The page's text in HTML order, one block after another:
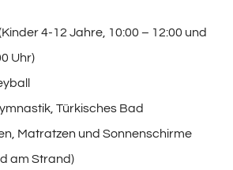
4-12 Jahre, 10:00 – 12:00 und
Uhr)
Türkisches Bad
Matratzen und Sonnenschirme
am Strand)